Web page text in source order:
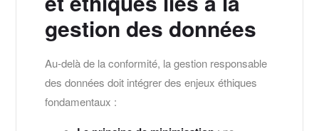
gestion des données
Au-delà de la conformité, la gestion responsable
des données doit intégrer des enjeux éthiques
fondamentaux :